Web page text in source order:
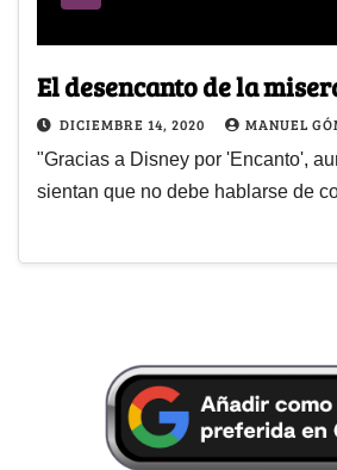
El desencanto de la
DICIEMBRE 14, 2020 MANUEL
"Gracias a Disney por 'Encanto',
sientan que no debe hablarse de